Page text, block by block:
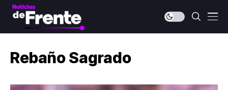
Rebaño Sagrado